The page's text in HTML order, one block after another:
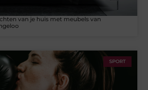
van je huis met meubels van
SPORT